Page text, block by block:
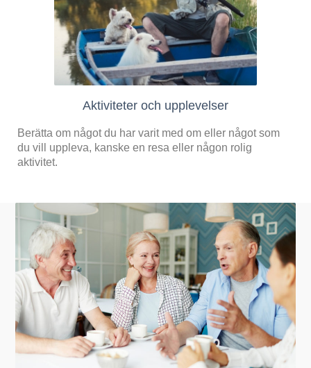
Aktiviteter och upplevelser
Berätta om något du har varit med om eller något som
du vill uppleva, kanske en resa eller någon rolig
aktivitet.